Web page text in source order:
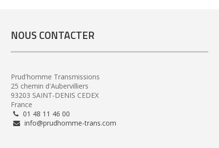
NOUS CONTACTER
Prud'homme Transmissions
25 chemin d'Aubervilliers
93203 SAINT-DENIS CEDEX
France
01 48 11 46 00
info@prudhomme-trans.com